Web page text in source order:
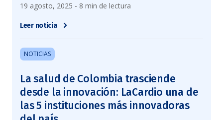
19 agosto, 2025 - 8 min de lectura
Leer noticia
NOTICIAS
La salud de Colombia trasciende
desde la innovación: LaCardio una de
las 5 instituciones más innovadoras